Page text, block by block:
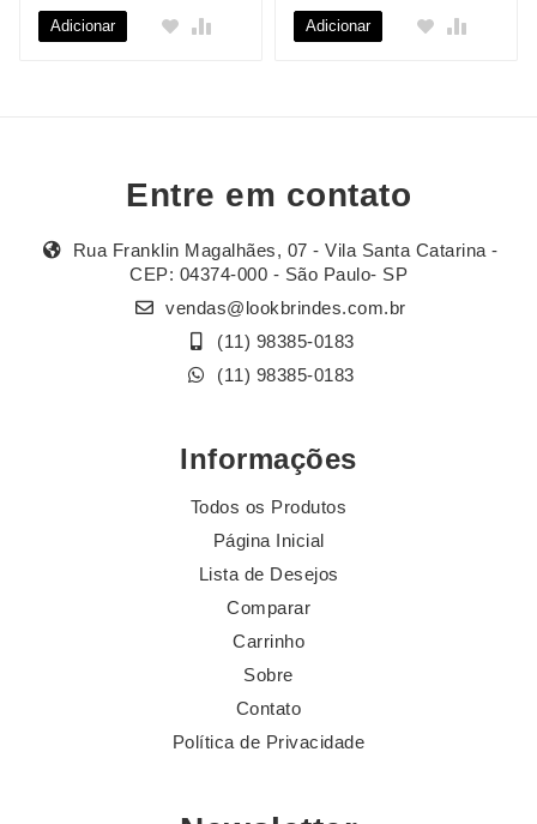
Adicionar Adicionar
Entre em contato
Rua Franklin Magalhães, 07 - Vila Santa Catarina -
CEP: 04374-000 - São Paulo- SP
vendas@lookbrindes.com.br
(11) 98385-0183
(11) 98385-0183
Informações
Todos os Produtos
Página Inicial
Lista de Desejos
Comparar
Carrinho
Sobre
Contato
Política de Privacidade